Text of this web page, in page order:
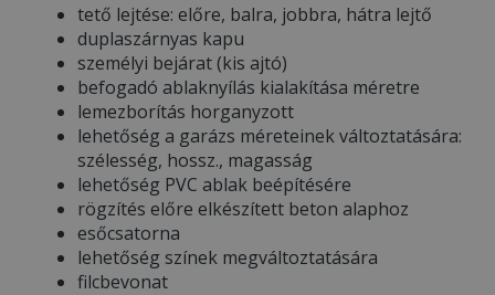
tető lejtése: előre, balra, jobbra, hátra lejtő
duplaszárnyas kapu
személyi bejárat (kis ajtó)
befogadó ablaknyílás kialakítása méretre
lemezborítás horganyzott
lehetőség a garázs méreteinek változtatására:
szélesség, hossz., magasság
lehetőség PVC ablak beépítésére
rögzítés előre elkészített beton alaphoz
esőcsatorna
lehetőség színek megváltoztatására
filcbevonat